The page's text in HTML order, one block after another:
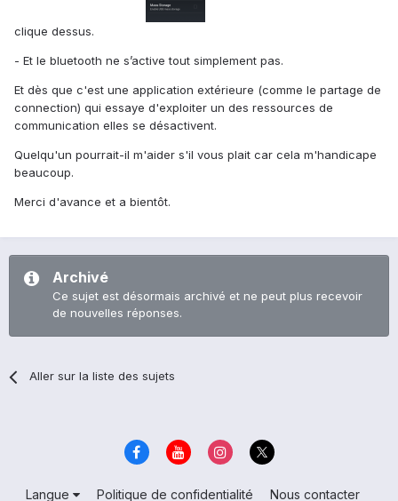
clique dessus.
- Et le bluetooth ne s’active tout simplement pas.
Et dès que c'est une application extérieure (comme le partage de
connection) qui essaye d'exploiter un des ressources de
communication elles se désactivent.
Quelqu'un pourrait-il m'aider s'il vous plait car cela m'handicape
beaucoup.
Merci d'avance et a bientôt.
Archivé
Ce sujet est désormais archivé et ne peut plus recevoir
de nouvelles réponses.
Aller sur la liste des sujets
Langue Politique de confidentialité Nous contacter